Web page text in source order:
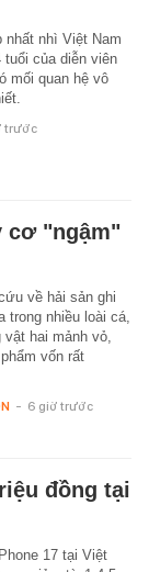
nhất nhì Việt Nam
của diễn viên
mối quan hệ vô
trước
cơ "ngậm"
về hải sản ghi
trong nhiều loài cá,
hai mảnh vỏ,
vốn rất
- 6 giờ trước
đồng tại
17 tại Việt